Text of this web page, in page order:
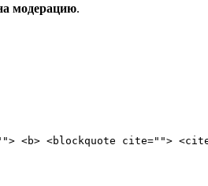
модерацию.
<blockquote cite="">